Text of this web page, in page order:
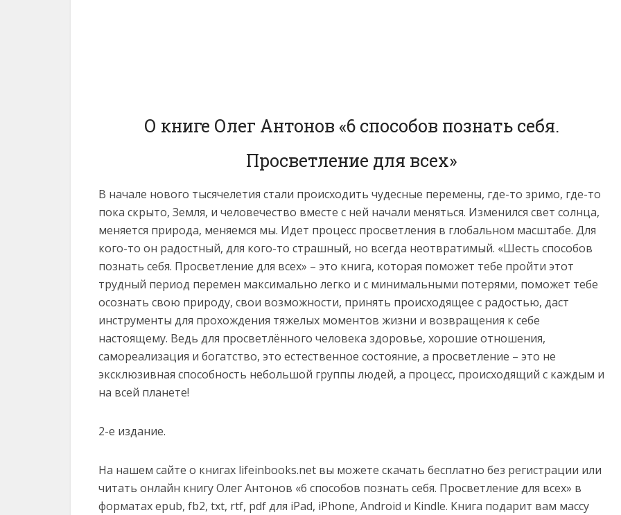
О книге Олег Антонов «6 способов познать себя.
Просветление для всех»
В начале нового тысячелетия стали происходить чудесные перемены, где-то зримо, где-то
пока скрыто, Земля, и человечество вместе с ней начали меняться. Изменился свет солнца,
меняется природа, меняемся мы. Идет процесс просветления в глобальном масштабе. Для
кого-то он радостный, для кого-то страшный, но всегда неотвратимый. «Шесть способов
познать себя. Просветление для всех» – это книга, которая поможет тебе пройти этот
трудный период перемен максимально легко и с минимальными потерями, поможет тебе
осознать свою природу, свои возможности, принять происходящее с радостью, даст
инструменты для прохождения тяжелых моментов жизни и возвращения к себе
настоящему. Ведь для просветлённого человека здоровье, хорошие отношения,
самореализация и богатство, это естественное состояние, а просветление – это не
эксклюзивная способность небольшой группы людей, а процесс, происходящий с каждым и
на всей планете!
2-е издание.
На нашем сайте о книгах lifeinbooks.net вы можете скачать бесплатно без регистрации или
читать онлайн книгу Олег Антонов «6 способов познать себя. Просветление для всех» в
форматах epub, fb2, txt, rtf, pdf для iPad, iPhone, Android и Kindle. Книга подарит вам массу